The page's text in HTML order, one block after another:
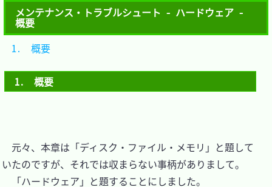
メンテナンス・トラブルシュート - ハードウェア -
概要
1.　概要
元々、本章は「ディスク・ファイル・メモリ」と題して
いたのですが、それでは収まらない事柄がありまして。
「ハードウェア」と題することにしました。